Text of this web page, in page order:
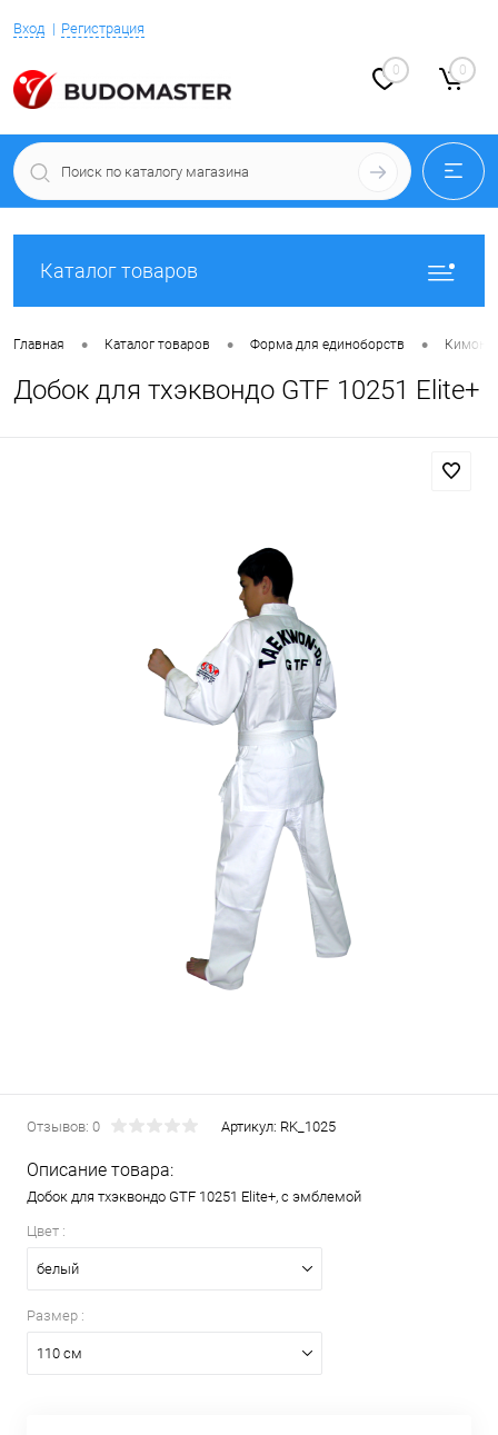
Вход Регистрация
0 0
Каталог товаров
Главная • Каталог товаров • Форма для единоборств • Кимоно
Добок для тхэквондо GTF 10251 Elite+
Отзывов: 0 Артикул: RK_1025
Описание товара:
Добок для тхэквондо GTF 10251 Elite+, с эмблемой
Цвет :
белый
Размер :
110 см